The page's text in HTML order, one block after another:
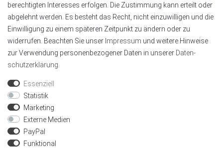
berechtigten Interesses erfolgen. Die Zustimmung kann erteilt oder
abgelehnt werden. Es besteht das Recht, nicht einzuwilligen und die
Einwilligung zu einem späteren Zeitpunkt zu ändern oder zu
widerrufen. Beachten Sie unser Impressum und weitere Hinweise
zur Verwendung personenbezogener Daten in unserer Daten­
schutz­erklärung
Essenziell
Statistik
Marketing
Externe Medien
PayPal
Funktional
Geprüft von Trustami